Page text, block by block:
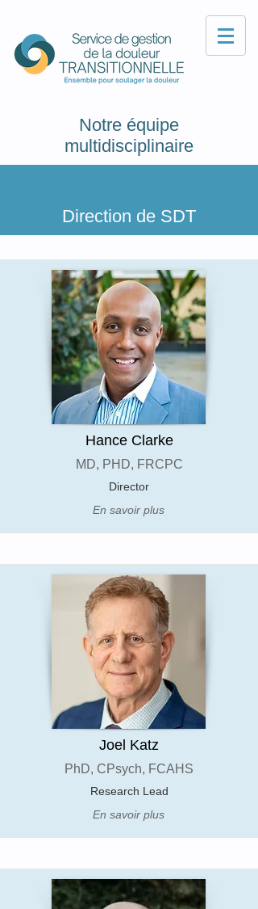
Notre équipe
multidisciplinaire
Direction de SDT
Hance Clarke
MD, PHD, FRCPC
Director
En savoir plus
Joel Katz
PhD, CPsych, FCAHS
Research Lead
En savoir plus